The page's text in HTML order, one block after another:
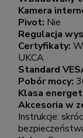
Kamera
Pivot: Nie
Regulacja
Certyfikaty:
UKCA
Standard
Pobór mocy:
Klasa
Akcesoria w
Instrukcje: